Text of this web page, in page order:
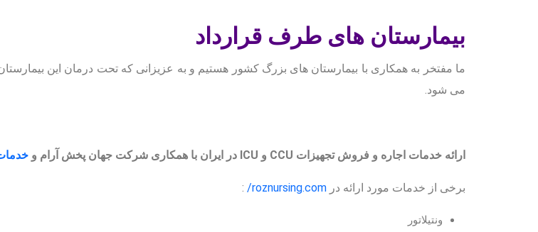
بیمارستان های طرف قرارداد
ما مفتخر به همکاری با بیمارستان های بزرگ کشور هستیم و به عزیزانی که تحت درمان این
می شود.
ارائه خدمات اجاره و فروش تجهیزات CCU و ICU در ایران با همکاری شرکت جهان پخش آرام و
برخی از خدمات مورد ارائه در roznursing.com/
:
ونتیلاتور